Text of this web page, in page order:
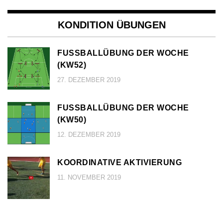
KONDITION ÜBUNGEN
FUSSBALLÜBUNG DER WOCHE (
KW52)
27. DEZEMBER 2019
FUSSBALLÜBUNG DER WOCHE (
KW50)
12. DEZEMBER 2019
KOORDINATIVE AKTIVIERUNG
11. NOVEMBER 2019